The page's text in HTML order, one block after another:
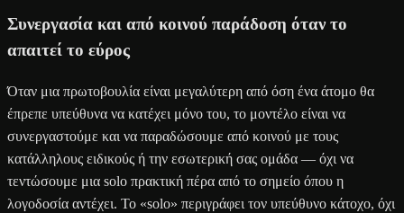
Συνεργασία και από κοινού παράδοση όταν το
απαιτεί το εύρος
Όταν μια πρωτοβουλία είναι μεγαλύτερη από όση ένα άτομο θα
έπρεπε υπεύθυνα να κατέχει μόνο του, το μοντέλο είναι να
συνεργαστούμε και να παραδώσουμε από κοινού με τους
κατάλληλους ειδικούς ή την εσωτερική σας ομάδα — όχι να
τεντώσουμε μια solo πρακτική πέρα από το σημείο όπου η
λογοδοσία αντέχει. Το «solo» περιγράφει τον υπεύθυνο κάτοχο, όχι